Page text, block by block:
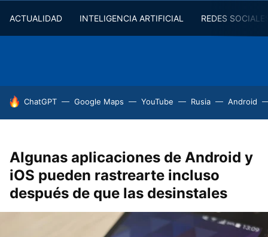
ACTUALIDAD INTELIGENCIA ARTIFICIAL REDES
HOY SE HABLA DE
ChatGPT Google Maps YouTube Rusia Android
Algunas aplicaciones de Android y
iOS pueden rastrearte incluso
después de que las desinstales